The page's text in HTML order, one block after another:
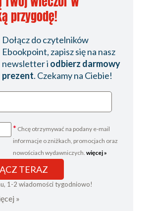
przygodę!
Dołącz do czytelników
Ebookpoint, zapisz się na nasz
newsletter i odbierz darmowy
prezent. Czekamy na Ciebie!
* Chcę otrzymywać na podany e-mail
informacje o zniżkach, promocjach oraz
nowościach wydawniczych. więcej »
TERAZ
1-2 wiadomości tygodniowo!
»